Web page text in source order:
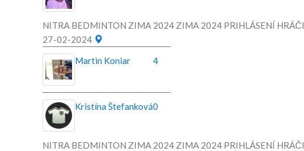
NITRA BEDMINTON ZIMA 2024 ZIMA 2024 PRIHLÁSENÍ HRÁČI
27-02-2024
Martin Koniar
4
Kristína Štefanková0
NITRA BEDMINTON ZIMA 2024 ZIMA 2024 PRIHLÁSENÍ HRÁČI